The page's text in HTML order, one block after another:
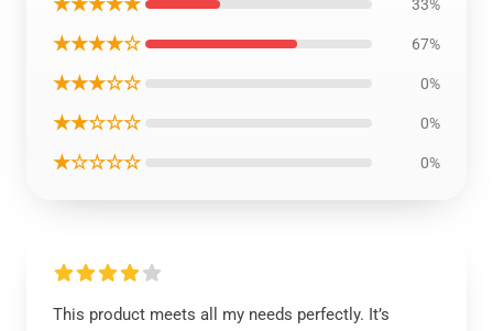
33%
★★★★☆ 67%
★★★☆☆ 0%
★★☆☆☆ 0%
★☆☆☆☆ 0%
This product meets all my needs perfectly. It’s